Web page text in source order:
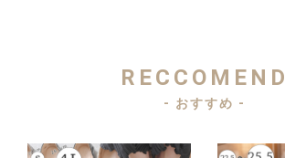
RECCOMEND
- おすすめ -